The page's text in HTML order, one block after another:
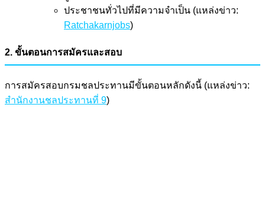
ประชาชนทั่วไปที่มีความจำเป็น (แหล่งข่าว:
Ratchakarnjobs)
2. ขั้นตอนการสมัครและสอบ
การสมัครสอบกรมชลประทานมีขั้นตอนหลักดังนี้ (แหล่งข่าว:
สำนักงานชลประทานที่ 9)